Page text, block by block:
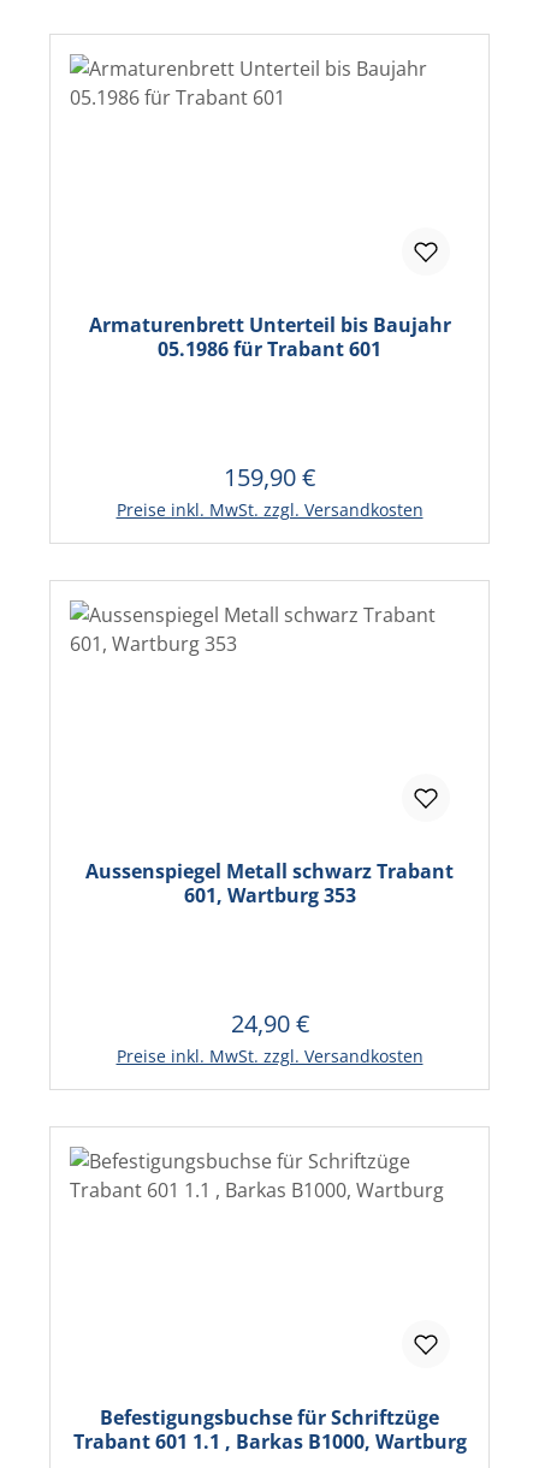
Armaturenbrett Unterteil bis Baujahr
05.1986 für Trabant 601
Regulärer Preis:
159,90 €
Preise inkl. MwSt. zzgl. Versandkosten
In den Warenkorb
Aussenspiegel Metall schwarz Trabant
601, Wartburg 353
Regulärer Preis:
24,90 €
Preise inkl. MwSt. zzgl. Versandkosten
Befestigungsbuchse für Schriftzüge
Trabant 601 1.1 , Barkas B1000, Wartburg